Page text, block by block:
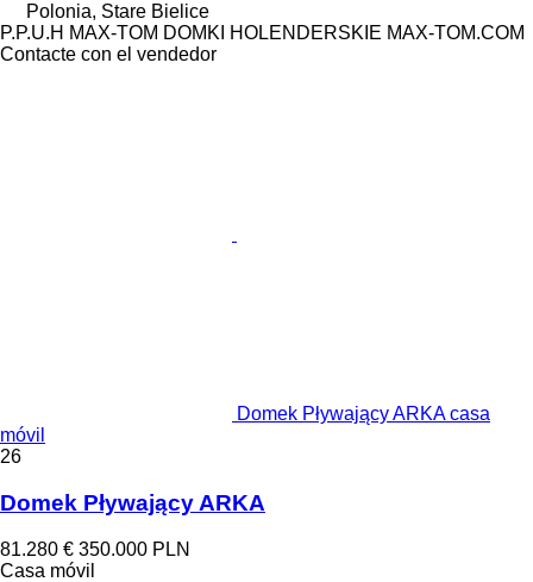
Polonia, Stare Bielice
P.P.U.H MAX-TOM DOMKI HOLENDERSKIE MAX-TOM.COM
Contacte con el vendedor
Domek Pływający ARKA casa
móvil
26
Domek Pływający ARKA
81.280 € 350.000 PLN
Casa móvil